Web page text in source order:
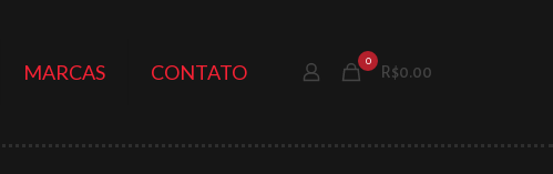
MARCAS CONTATO 0
R$0.00